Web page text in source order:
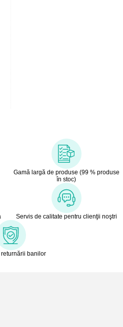
Gamă largă de produse (99 % produse
în stoc)
Servis de calitate pentru clienţii noştri
banilor